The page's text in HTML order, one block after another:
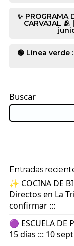
✨ PROGRAMA
CARVAJAL
🟢 Línea verde
Buscar
Entradas
✨ COCINA DE
Directos en La
confirmar :::
🟣 ESCUELA DE
15 días ::: 10